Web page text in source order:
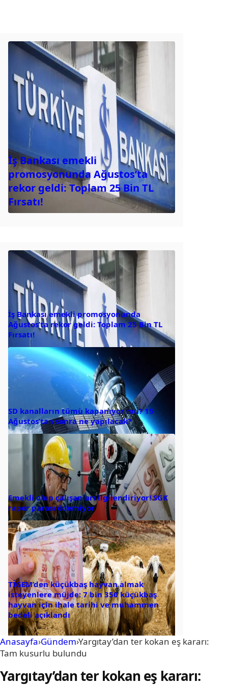
İş Bankası emekli
promosyonunda Ağustos’ta
rekor geldi: Toplam 25 Bin TL
Fırsatı!
İş Bankası emekli promosyonunda
Ağustos’ta rekor geldi: Toplam 25 Bin TL
Fırsatı!
SD kanalların tümü kapanıyor mu? 15
Ağustos’tan sonra ne yapılacak?
Emekli olup çalışanları ilgilendiriyor! SGK
rapor parası ödemiyor
TİGEM’den küçükbaş hayvan almak
isteyenlere müjde: 7 bin 350 küçükbaş
hayvan için ihale tarihi ve muhammen
bedeli açıklandı
Anasayfa›Gündem›Yargıtay’dan ter kokan eş kararı:
Tam kusurlu bulundu
Yargıtay’dan ter kokan eş kararı: